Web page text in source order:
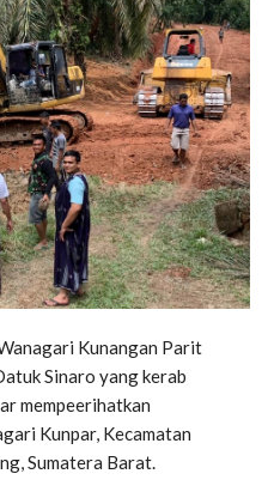
Kunangan Parit
Sinaro yang kerab
mempeerihatkan
Kunpar, Kecamatan
Sumatera Barat.